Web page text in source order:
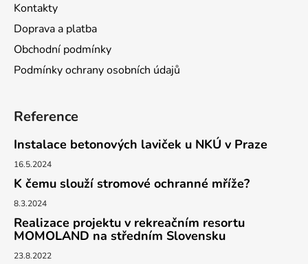
s
Kontakty
Doprava a platba
Obchodní podmínky
Podmínky ochrany osobních údajů
Reference
Instalace betonových laviček u NKÚ v Praze
16.5.2024
K čemu slouží stromové ochranné mříže?
8.3.2024
Realizace projektu v rekreačním resortu
MOMOLAND na středním Slovensku
23.8.2022